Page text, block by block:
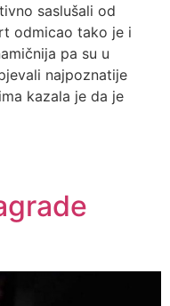
saslušali od
odmicao tako je i
pa su u
najpoznatije
kazala je da je